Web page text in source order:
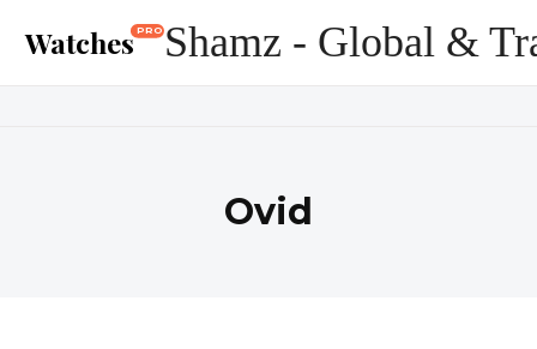
Watches PRO Shamz - Global &
Ovid